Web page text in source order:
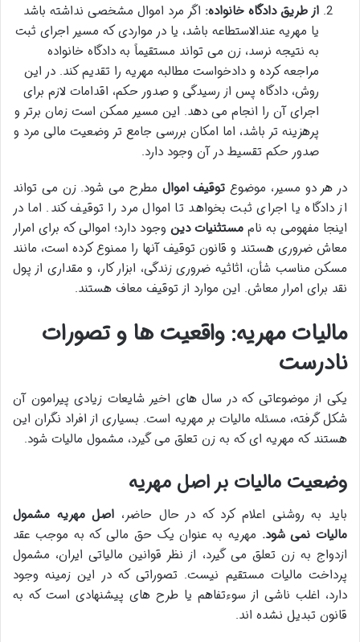
از طریق دادگاه خانواده: اگر مرد اموال مشخصی نداشته باشد
یا مهریه عندالاستطاعه باشد، یا در مواردی که مسیر اجرای ثبت
به نتیجه نرسد، زن می تواند مستقیماً به دادگاه خانواده
مراجعه کرده و دادخواست مطالبه مهریه را تقدیم کند. در این
روش، دادگاه پس از رسیدگی و صدور حکم، اقدامات لازم برای
اجرای آن را انجام می دهد. این مسیر ممکن است زمان برتر و
پرهزینه تر باشد، اما امکان بررسی جامع تر وضعیت مالی مرد و
صدور حکم تقسیط در آن وجود دارد.
در هر دو مسیر، موضوع توقیف اموال مطرح می شود. زن می تواند
از دادگاه یا اجرای ثبت بخواهد تا اموال مرد را توقیف کند. اما در
اینجا مفهومی به ناممستثنیات دین وجود دارد؛ اموالی که برای امرار
معاش ضروری هستند و قانون توقیف آنها را ممنوع کرده است، مانند
مسکن مناسب شأن، اثاثیه ضروری زندگی، ابزار کار، و مقداری از پول
نقد برای امرار معاش. این موارد از توقیف معاف هستند.
مالیات مهریه: واقعیت ها و تصورات
نادرست
یکی از موضوعاتی که در سال های اخیر شایعات زیادی پیرامون آن
شکل گرفته، مسئله مالیات بر مهریه است. بسیاری از افراد نگران این
هستند که مهریه ای که به زن تعلق می گیرد، مشمول مالیات شود.
وضعیت مالیات بر اصل مهریه
باید به روشنی اعلام کرد که در حال حاضر، اصل مهریه مشمول
مالیات نمی شود. مهریه به عنوان یک حق مالی که به موجب عقد
ازدواج به زن تعلق می گیرد، از نظر قوانین مالیاتی ایران، مشمول
پرداخت مالیات مستقیم نیست. تصوراتی که در این زمینه وجود
دارد، اغلب ناشی از سوءتفاهم یا طرح های پیشنهادی است که به
قانون تبدیل نشده اند.